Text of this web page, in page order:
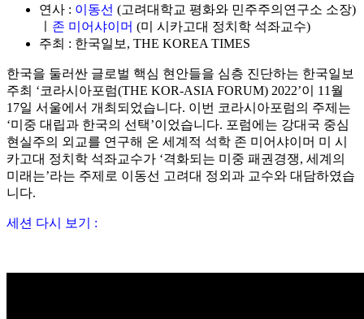
연사 : 이동선 (고려대학교 평화와 민주주의연구소 소장)
존 미어샤이머 (미 시카고대 정치학 석좌교수)
주최 : 한국일보, THE KOREA TIMES
한국을 둘러싼 글로벌 핵심 현안들을 심층 진단하는 한국일보
주최 ‘코라시아포럼(THE KOR-ASIA FORUM) 2022’이 11월
17일 서울에서 개최되었습니다. 이번 코라시아포럼의 주제는
‘미중 대립과 한국의 선택’이었습니다. 포럼에는 강대국 중심
현실주의 외교를 연구해 온 세계적 석학 존 미어샤이머 미 시
카고대 정치학 석좌교수가 ‘격화되는 미중 패권경쟁, 세계의
미래는’라는 주제로 이동선 고려대 정외과 교수와 대담하였습
니다.
세션 다시 보기 :